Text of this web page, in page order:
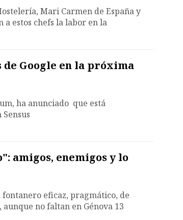
Mari Carmen de España y
estos chefs la labor en la
Google en la próxima
ha anunciado que está
amigos, enemigos y lo
eficaz, pragmático, de
no faltan en Génova 13